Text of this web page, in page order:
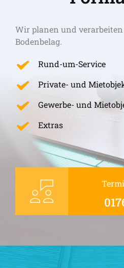
Wir planen und
Bodenbelag.
Rund-um-Service
Private- und
Gewerbe- und
Extras